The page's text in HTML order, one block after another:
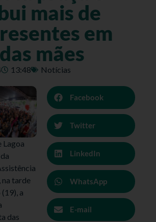
mais de
em
mães
13:48 Notícias
Lagoa
na tarde
a
das
Facebook
Twitter
LinkedIn
WhatsApp
E-mail